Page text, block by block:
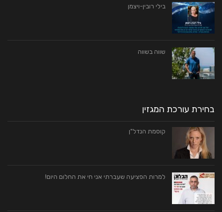
בילי רובין-ויצמן
שווה בשווה
בחירת עורכת המגזין
קוסמת הנדל"ן
למרות הפציעה שעברתי אני חי את החלום היום!